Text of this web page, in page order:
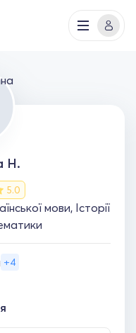
Н.
5.0
мови, Історії
+4